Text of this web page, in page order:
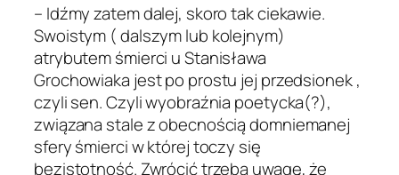
– Idźmy zatem dalej, skoro tak ciekawie.
Swoistym ( dalszym lub kolejnym)
atrybutem śmierci u Stanisława
Grochowiaka jest po prostu jej przedsionek ,
czyli sen. Czyli wyobraźnia poetycka(?),
związana stale z obecnością domniemanej
sfery śmierci w której toczy się
bezistotność. Zwrócić trzeba uwagę, że